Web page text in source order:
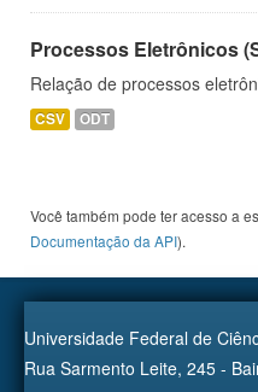
Processos Eletrônicos
Relação de processos
CSV ODT
Você também pode ter acesso a
Documentação da API).
Universidade Federal de
Rua Sarmento Leite, 245 -